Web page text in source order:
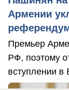
Армении
Премьер
РФ, поэтому
вступлении в